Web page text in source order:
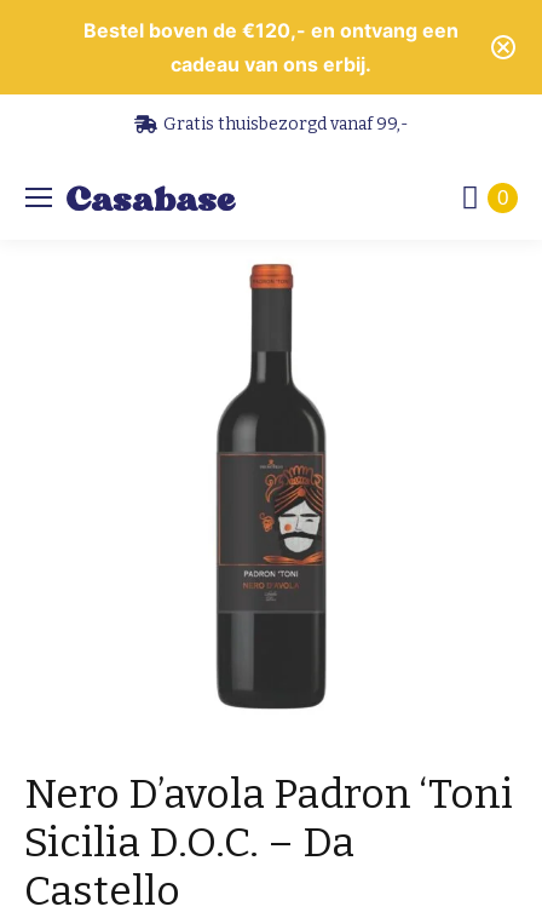
Bestel boven de €120,- en ontvang een
cadeau van ons erbij.
Gratis thuisbezorgd vanaf 99,-
0
Nero D’avola Padron ‘Toni
Sicilia D.O.C. – Da
Castello